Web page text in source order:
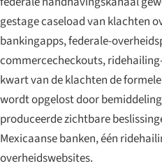
gestage caseload van klachten
bankingapps, federale-
commercecheckouts,
kwart van de klachten de
wordt opgelost door
produceerde zichtbare
Mexicaanse banken, één
overheidswebsites.